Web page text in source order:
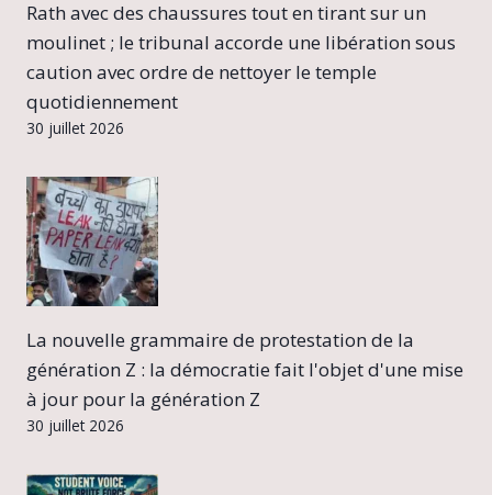
Rath avec des chaussures tout en tirant sur un
moulinet ; le tribunal accorde une libération sous
caution avec ordre de nettoyer le temple
quotidiennement
30 juillet 2026
La nouvelle grammaire de protestation de la
génération Z : la démocratie fait l'objet d'une mise
à jour pour la génération Z
30 juillet 2026